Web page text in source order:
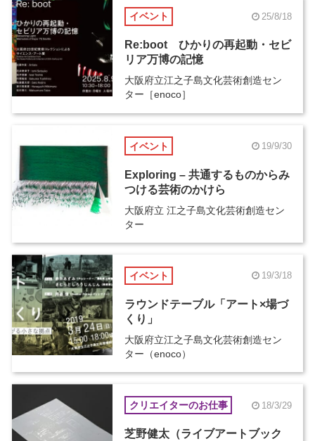
イベント 25/8/18
Re:boot ひかりの再起動・セビ
リア万博の記憶
大阪府立江之子島文化芸術創造セン
ター［enoco］
イベント 19/9/30
Exploring – 共通するものからみ
つける芸術のかけら
大阪府立 江之子島文化芸術創造セン
ター
イベント 19/3/18
ラウンドテーブル「アート×場づ
くり」
大阪府立江之子島文化芸術創造セン
ター（enoco）
クリエイターのお仕事 18/3/29
芝野健太（ライブアートブック